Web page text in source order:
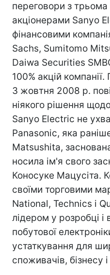
переговори з
акціонерами Sanyo
фінансовими
Sachs, Sumitomo
Daiwa Securities
100% акцій
3 жовтня 2008 р.
ніякого рішення
Sanyo Electric не
Panasonic, яка
Matsushita,
носила ім'я свого
Коносуке Мацусіта.
своїми торговими
National, Technics і
лідером у розробці і
побутової
устаткування для
споживачів, бізнесу